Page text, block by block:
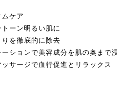
ケア
ーン明るい肌に
を徹底的に除去
ションで美容成分を肌の奥まで
サージで血行促進とリラックス